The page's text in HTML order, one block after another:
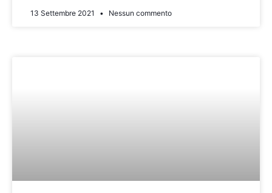
13 Settembre 2021 Nessun commento